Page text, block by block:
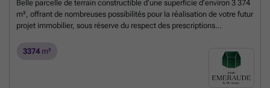
Belle parcelle de terrain constructible d’une superficie d’environ 3 374
m², offrant de nombreuses possibilités pour la réalisation de votre futur
projet immobilier, sous réserve du respect des prescriptions
généreuses : Largeur : environ 42 mètres Profondeur : environ 80
mètres Publicité à caractère non contractuel et ne constituant pas une
offre. Les propriétaires se réservent le droit de décider librement
d’accepter ou de refuser toute offre soumise pour leur bien.En savoir
3374 m²